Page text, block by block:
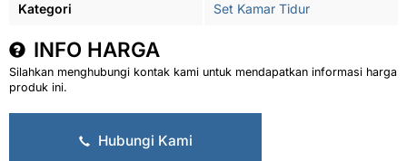
Kategori Set Kamar Tidur
INFO HARGA
Silahkan menghubungi kontak kami untuk mendapatkan informasi harga
produk ini.
Hubungi Kami